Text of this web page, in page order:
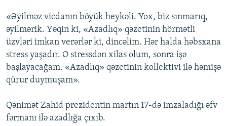
«Əyilməz vicdanın böyük heykəli. Yox, biz sınmarıq,
əyilmərik. Yəqin ki, «Azadlıq» qəzetinin hörmətli
üzvləri imkan verərlər ki, dincəlim. Hər halda həbsxana
stress yaşadır. O stressdən xilas olum, sonra işə
başlayacağam. «Azadlıq» qəzetinin kollektivi ilə həmişə
qürur duymuşam».
Qənimət Zahid prezidentin martın 17-də imzaladığı əfv
fərmanı ilə azadlığa çıxıb.